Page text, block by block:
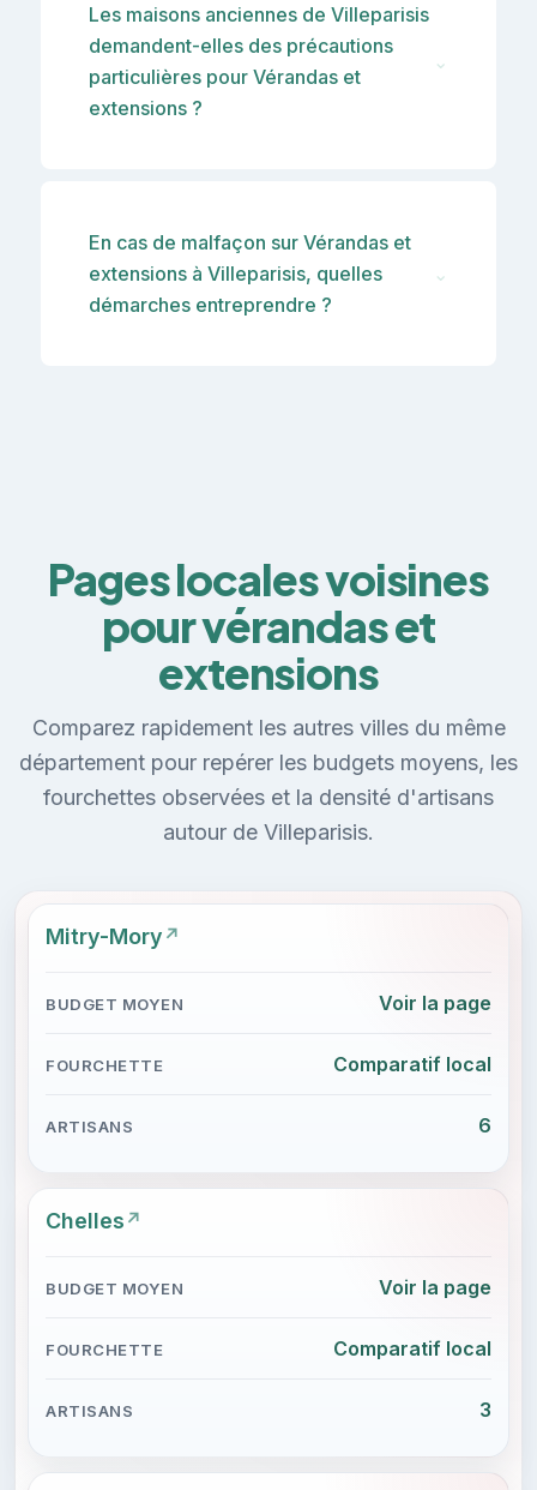
Les maisons anciennes de Villeparisis
demandent-elles des précautions
particulières pour Vérandas et
extensions ?
⌄
En cas de malfaçon sur Vérandas et
extensions à Villeparisis, quelles
démarches entreprendre ?
⌄
Pages locales voisines
pour vérandas et
extensions
Comparez rapidement les autres villes du même
département pour repérer les budgets moyens, les
fourchettes observées et la densité d'artisans
autour de Villeparisis.
Mitry-Mory
Voir la page
Comparatif local
6
Chelles
Voir la page
Comparatif local
3